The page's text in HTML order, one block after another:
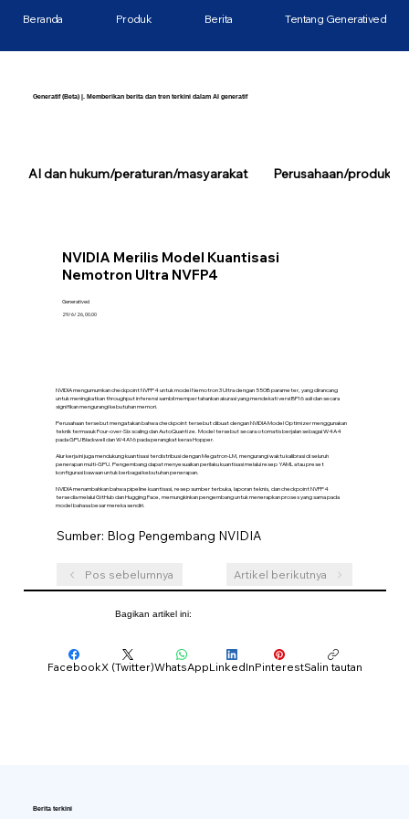
Generatif (Beta) |. Memberikan berita dan tren terkini dalam AI generatif
NVIDIA Merilis Model Kuantisasi
Nemotron Ultra NVFP4
Generatived
29/6/26, 00.00
NVIDIA mengumumkan checkpoint NVFP4 untuk model Nemotron 3 Ultra dengan 550B parameter, yang dirancang
untuk meningkatkan throughput inferensi sambil mempertahankan akurasi yang mendekati versi BF16 asli dan secara
signifikan mengurangi kebutuhan memori.
Perusahaan tersebut mengatakan bahwa checkpoint tersebut dibuat dengan NVIDIA Model Optimizer menggunakan
teknik termasuk Four-over-Six scaling dan AutoQuantize. Model tersebut secara otomatis berjalan sebagai W4A4
pada GPU Blackwell dan W4A16 pada perangkat keras Hopper.
Alur kerja ini juga mendukung kuantisasi terdistribusi dengan Megatron-LM, mengurangi waktu kalibrasi di seluruh
penerapan multi-GPU. Pengembang dapat menyesuaikan perilaku kuantisasi melalui resep YAML atau preset
konfigurasi bawaan untuk berbagai kebutuhan penerapan.
NVIDIA menambahkan bahwa pipeline kuantisasi, resep sumber terbuka, laporan teknis, dan checkpoint NVFP4
tersedia melalui GitHub dan Hugging Face, memungkinkan pengembang untuk menerapkan proses yang sama pada
model bahasa besar mereka sendiri.
Sumber: Blog Pengembang NVIDIA
Pos sebelumnya Artikel berikutnya
Beranda Produk Berita Tentang Generatived
Bagikan artikel ini:
FacebookX (Twitter)WhatsAppLinkedInPinterestSalin tautan
AI dan hukum/peraturan/masyarakat Perusahaan/produk/
Berita terkini